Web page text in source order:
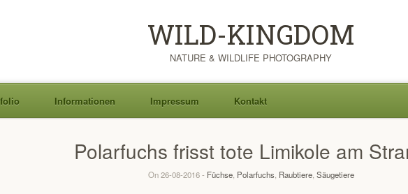
WILD-KINGDOM
NATURE & WILDLIFE PHOTOGRAPHY
Informationen Impressum Kontakt
Polarfuchs frisst tote Limikole am
On 26-08-2016 - Füchse, Polarfuchs, Raubtiere, Säugetiere